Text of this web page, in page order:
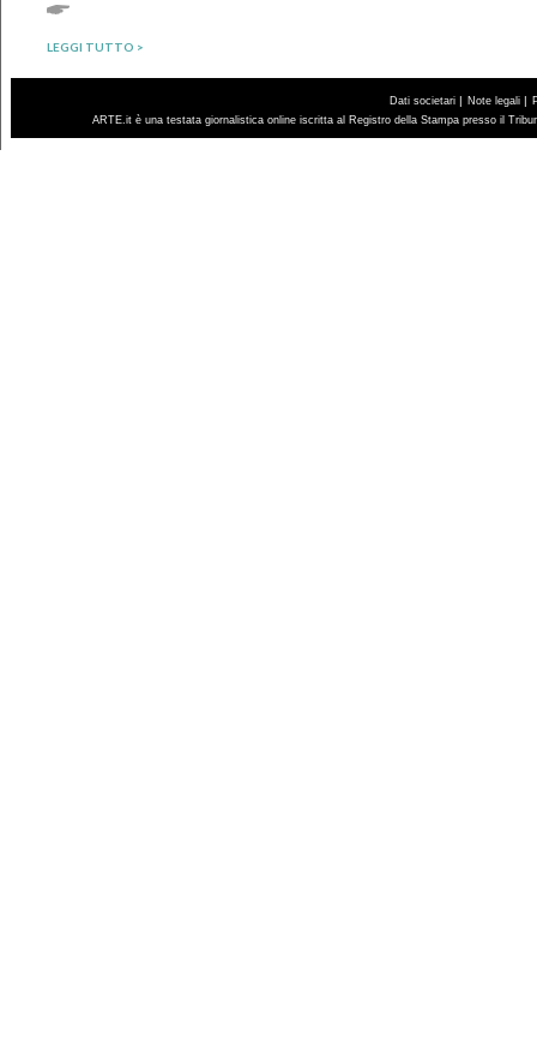
LEGGI TUTTO >
Dati societari | Note legali |
ARTE.it è una testata giornalistica online iscritta al Registro della Stampa presso il